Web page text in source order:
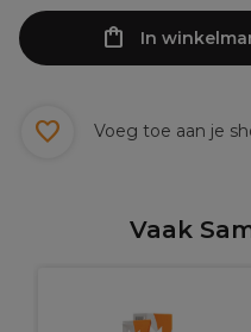
In
Voeg toe aan je
Vaak